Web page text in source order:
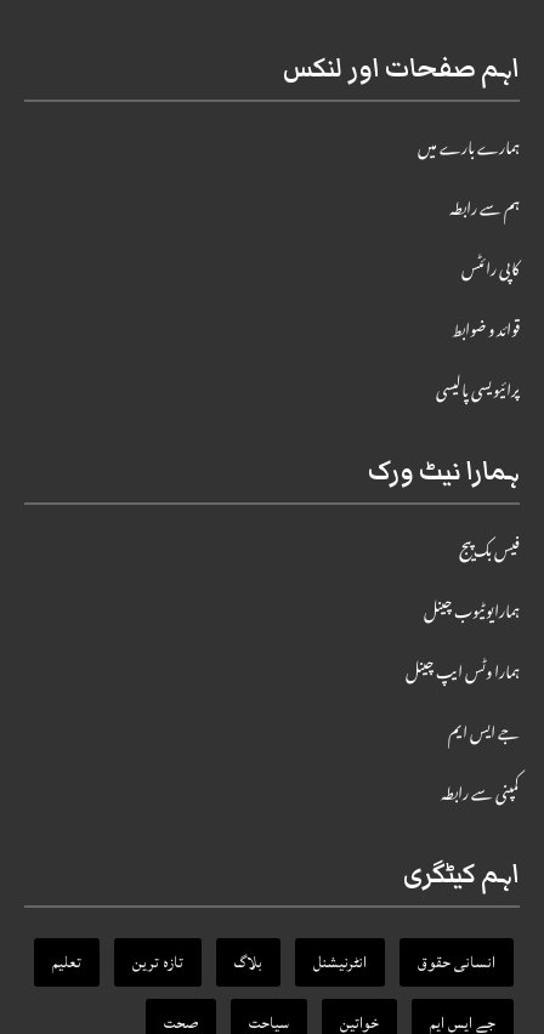
اہم صفحات اور لنکس
ہمارے بارے میں
ہم سے رابطہ
کاپی رائٹس
قوائد و ضوابط
پرائیویسی پالیسی
ہمارا نیٹ ورک
فیس بک پیج
ہمارایوٹیوب چینل
ہمارا وٹس ایپ چینل
جے ایس ایم
کمپنی سے رابطہ
اہم کیٹگری
انسانی حقوق انٹرنیشنل بلاگ تازہ ترین
تعلیم
جے ایس ایم
خواتین سیاحت صحت